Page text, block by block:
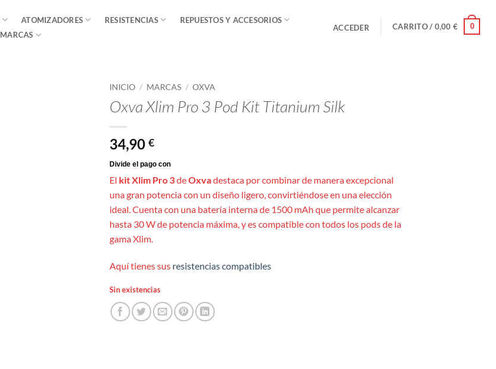
ATOMIZADORES RESISTENCIAS
REPUESTOS Y ACCESORIOS
MARCAS
ACCEDER CARRITO / 0,00 € 0
INICIO / MARCAS / OXVA
Oxva Xlim Pro 3 Pod Kit Titanium Silk
34,90 €
El kit Xlim Pro 3deOxvadestaca por combinar de manera excepcional
una gran potencia con un diseño ligero, convirtiéndose en una elección
ideal. Cuenta con una batería interna de 1500 mAh que permite alcanzar
hasta 30 W de potencia máxima, y es compatible con todos los pods de la
gama Xlim.
Aquí tienes sus resistencias compatibles
Sin existencias